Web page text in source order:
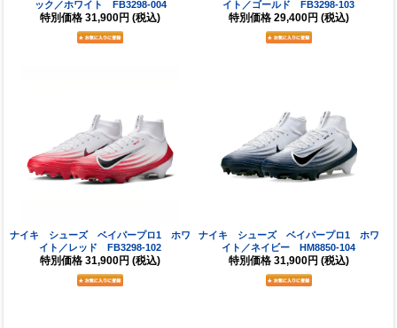
ック／ホワイト FB3298-004
特別価格 31,900円 (税込)
イト／ゴールド FB3298-103
特別価格 29,400円 (税込)
ナイキ シューズ ベイパープロ1 ホワ
イト／レッド FB3298-102
特別価格 31,900円 (税込)
ナイキ シューズ ベイパープロ1 ホワ
イト／ネイビー HM8850-104
特別価格 31,900円 (税込)